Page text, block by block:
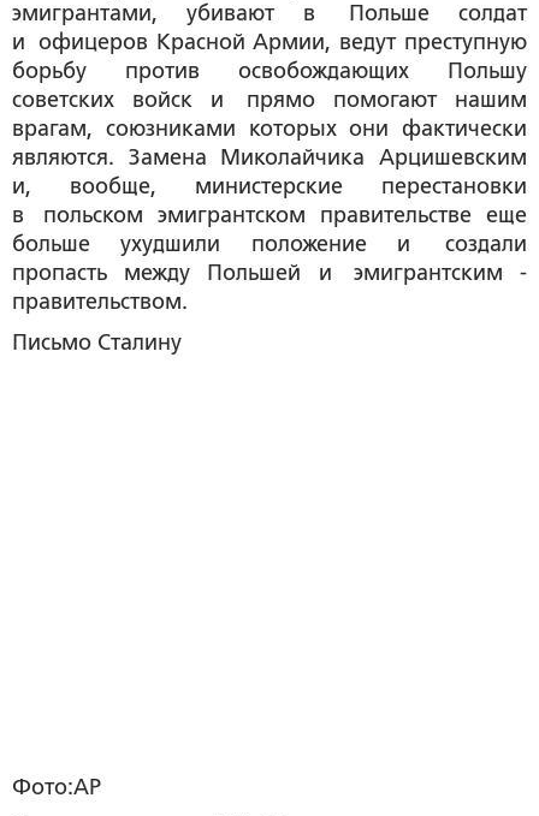
эмигрантами, убивают в Польше солдат
и офицеров Красной Армии, ведут преступную
борьбу против освобождающих Польшу
советских войск и прямо помогают нашим
врагам, союзниками которых они фактически
являются. Замена Миколайчика Арцишевским
и, вообще, министерские перестановки
в польском эмигрантском ­правительстве еще
больше ухудшили положение и создали
пропасть между Польшей и эмигрантским ­
правительством.
Письмо Сталину
Фото:AP